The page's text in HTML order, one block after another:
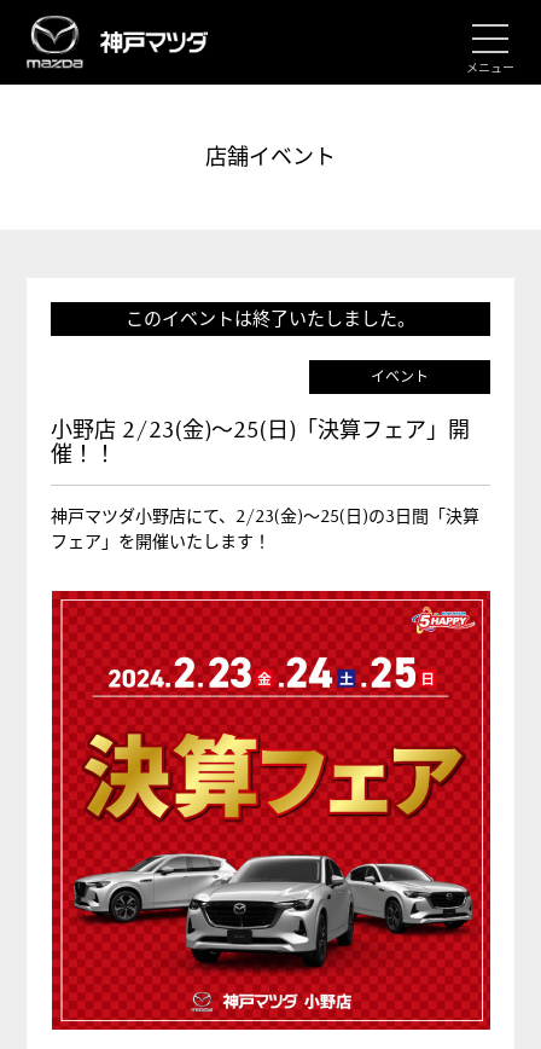
メニュー
店舗イベント
このイベントは終了いたしました。
イベント
小野店 2/23(金)～25(日)「決算フェア」開
催！！
神戸マツダ小野店にて、2/23(金)～25(日)の3日間「決算
フェア」を開催いたします！